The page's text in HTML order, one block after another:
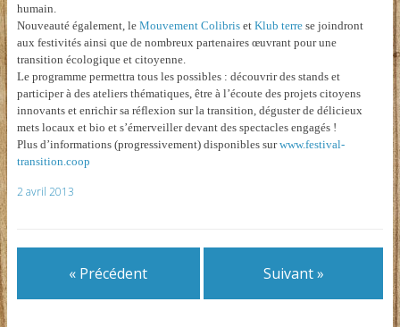
humain.
Nouveauté également, le Mouvement Colibriset Klub terrese joindront
aux festivités ainsi que de nombreux partenaires œuvrant pour une
transition écologique et citoyenne.
Le programme permettra tous les possibles : découvrir des stands et
participer à des ateliers thématiques, être à l’écoute des projets citoyens
innovants et enrichir sa réflexion sur la transition, déguster de délicieux
mets locaux et bio et s’émerveiller devant des spectacles engagés !
Plus d’informations (progressivement) disponibles surwww.festival-
transition.coop
2 avril 2013
« Précédent Suivant »